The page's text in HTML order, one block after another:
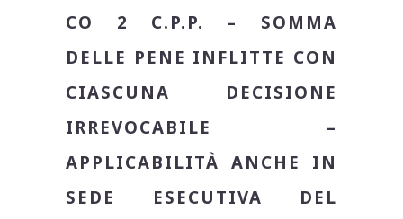
CO 2 C.P.P. – SOMMA
DELLE PENE INFLITTE CON
CIASCUNA DECISIONE
IRREVOCABILE –
APPLICABILITÀ ANCHE IN
SEDE ESECUTIVA DEL